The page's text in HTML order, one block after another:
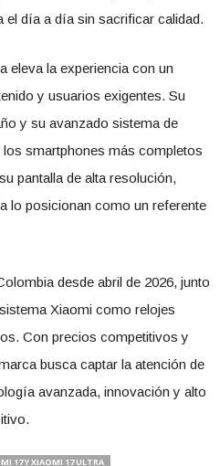
el día a día sin sacrificar calidad.
eleva la experiencia con un
y usuarios exigentes. Su
y su avanzado sistema de
smartphones más completos
pantalla de alta resolución,
lo posicionan como un referente
desde abril de 2026, junto
Xiaomi como relojes
Con precios competitivos y
busca captar la atención de
avanzada, innovación y alto
17 Y XIAOMI 17 ULTRA